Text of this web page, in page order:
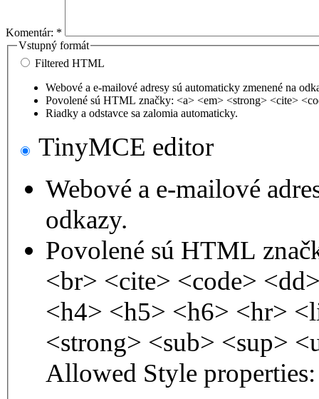
Komentár: *
Vstupný formát
Filtered HTML
Webové a e-mailové adresy sú automaticky zmenené na
Povolené sú HTML značky: <a> <em> <strong> <cite>
Riadky a odstavce sa zalomia automaticky.
TinyMCE editor
Webové a e-mailové
odkazy.
Povolené sú HTML
<br> <cite> <code>
<h4> <h5> <h6> <hr>
<strong> <sub> <sup>
Allowed Style